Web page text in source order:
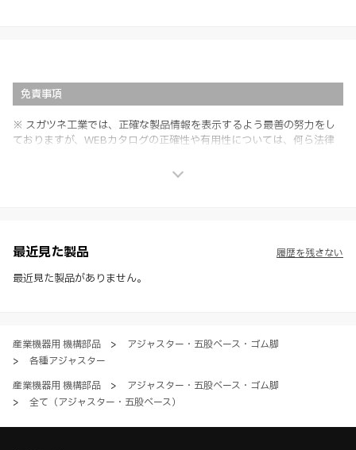
免責事項
※ スガツネ工業では、正確な製品情報を表示するよう最善の努力をし
ておりますが、WEBカタログの正確性や有用性については、何ら法律
社製品の使用ご検討、又は販売促進目的の利用に限ります。
※ 本WEBサイト製品情報のご利用にあたっては、WEBサイト利用規
約、プライバシーポリシー、製品情報ガイドをご確認いただき、内容の
最近見た製品
最近見た製品がありません。
履歴を残さない
産業機器用 機構部品 >
アジャスター・五股ベース・ゴム脚
>
各種アジャスター
産業機器用 機構部品
>
アジャスター・五股ベース・ゴム脚
>
全て（アジャスター・五股ベース）